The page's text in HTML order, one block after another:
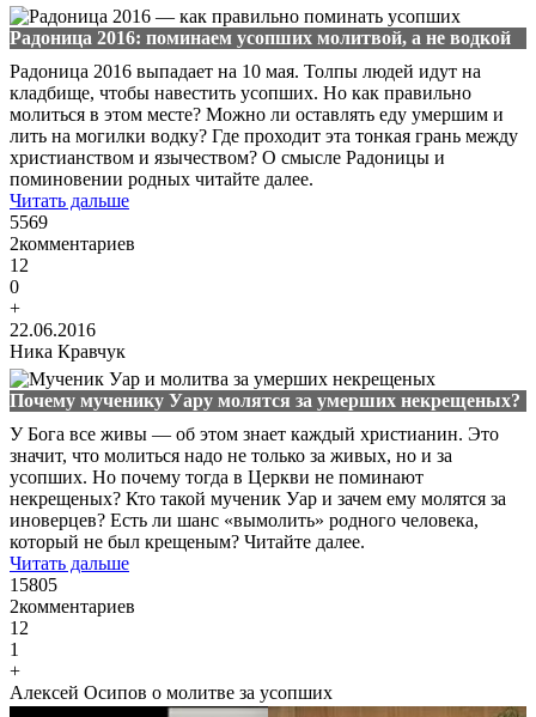
Радоница 2016: поминаем усопших молитвой, а не водкой
Радоница 2016 выпадает на 10 мая. Толпы людей идут на
кладбище, чтобы навестить усопших. Но как правильно
молиться в этом месте? Можно ли оставлять еду умершим и
лить на могилки водку? Где проходит эта тонкая грань между
христианством и язычеством? О смысле Радоницы и
поминовении родных читайте далее.
Читать дальше
5569
2комментариев
12
0
+
22.06.2016
Ника Кравчук
Почему мученику Уару молятся за умерших некрещеных?
У Бога все живы — об этом знает каждый христианин. Это
значит, что молиться надо не только за живых, но и за
усопших. Но почему тогда в Церкви не поминают
некрещеных? Кто такой мученик Уар и зачем ему молятся за
иноверцев? Есть ли шанс «вымолить» родного человека,
который не был крещеным? Читайте далее.
Читать дальше
15805
2комментариев
12
1
+
Алексей Осипов о молитве за усопших